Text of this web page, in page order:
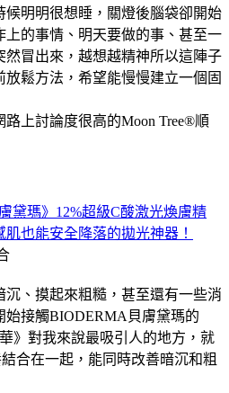
候明明很想睡，關燈後腦袋卻開始
上的事情、明天要做的事、甚至一
冒出來，越想越精神所以這陣子
鬆方法，希望能慢慢建立一個固
上討論度很高的Moon Tree®順
黛瑪》12%超級C酸激光煥膚精
也能安全降落的拋光神器！
、摸起來粗糙，甚至還有一些消
始接觸BIODERMA貝膚黛瑪的
》對我來說最吸引人的地方，就
合在一起，能同時改善暗沉和粗